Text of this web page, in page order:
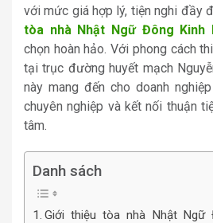
với mức giá hợp lý, tiện nghi đầy
tòa nhà Nhật Ngữ Đông Kinh
chọn hoàn hảo. Với phong cách
tại trục đường huyết mạch
này mang đến cho doanh
chuyên nghiệp và kết nối thuận
tâm.
Danh sách
Giới thiệu tòa nhà Nhật Ngữ